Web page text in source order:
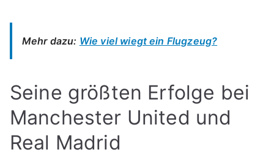
Mehr dazu: Wie viel wiegt ein Flugzeug?
Seine größten Erfolge bei
Manchester United und
Real Madrid